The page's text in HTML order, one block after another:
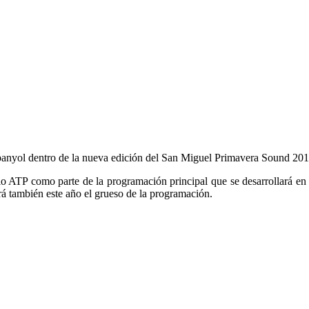
dentro de la nueva edición del San Miguel Primavera Sound
ATP como parte de la programación principal que se desarrollará
también este año el grueso de la programación.